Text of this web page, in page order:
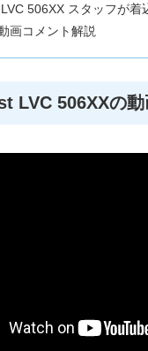
LVC 506XX スタッフが着
画コメント解説
LVC 506XXの